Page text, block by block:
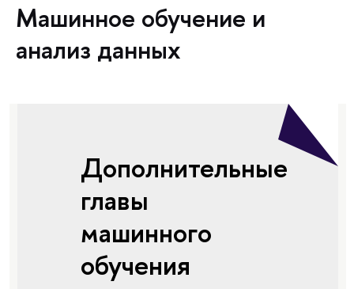
Машинное обучение и
анализ данных
Дополнительные
главы
машинного
обучения